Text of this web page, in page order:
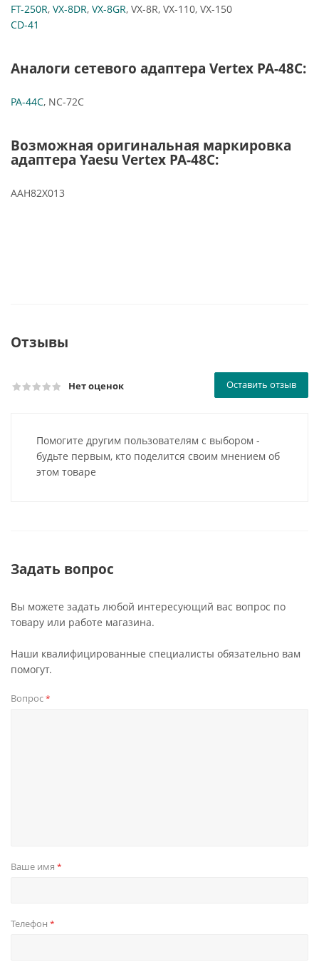
FT-250R, VX-8DR, VX-8GR, VX-8R, VX-110, VX-150
CD-41
Аналоги сетевого адаптера Vertex PA-48C:
PA-44C, NC-72C
Возможная оригинальная маркировка
адаптера Yaesu Vertex PA-48C:
AAH82X013
Отзывы
Нет оценок Оставить отзыв
Помогите другим пользователям с выбором -
будьте первым, кто поделится своим мнением об
этом товаре
Задать вопрос
Вы можете задать любой интересующий вас вопрос по
товару или работе магазина.
Наши квалифицированные специалисты обязательно вам
помогут.
Вопрос*
Ваше имя *
Телефон *